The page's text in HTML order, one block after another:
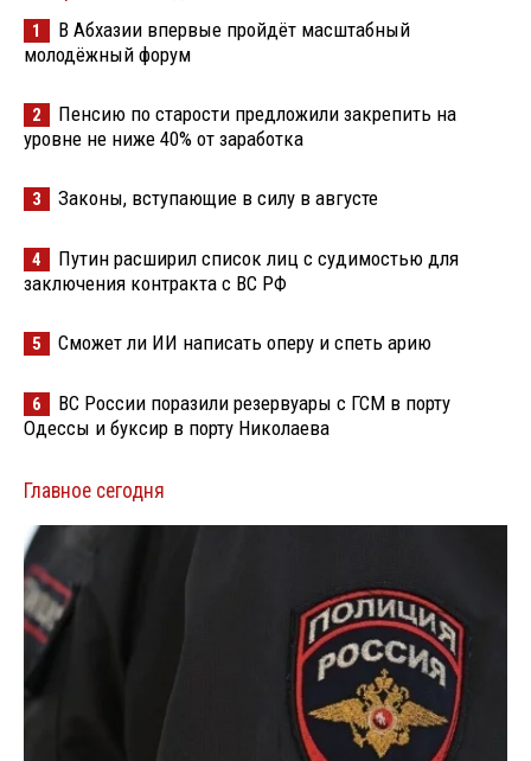
1
В Абхазии впервые пройдёт масштабный
молодёжный форум
2
Пенсию по старости предложили закрепить на
уровне не ниже 40% от заработка
3 Законы, вступающие в силу в августе
4
Путин расширил список лиц с судимостью для
заключения контракта с ВС РФ
5 Сможет ли ИИ написать оперу и спеть арию
6
ВС России поразили резервуары с ГСМ в порту
Одессы и буксир в порту Николаева
Главное сегодня